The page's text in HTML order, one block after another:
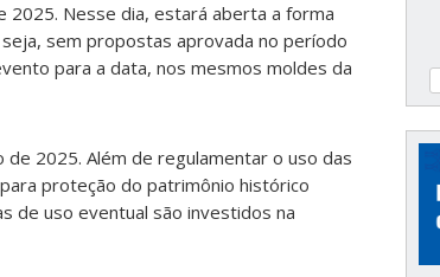
Nesse dia, estará aberta a forma
sem propostas aprovada no período
para a data, nos mesmos moldes da
2025. Além de regulamentar o uso das
proteção do patrimônio histórico
de uso eventual são investidos na